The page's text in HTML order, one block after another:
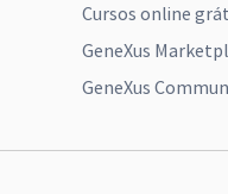
Cursos online
GeneXus
GeneXus